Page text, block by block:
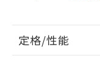
定格/性能